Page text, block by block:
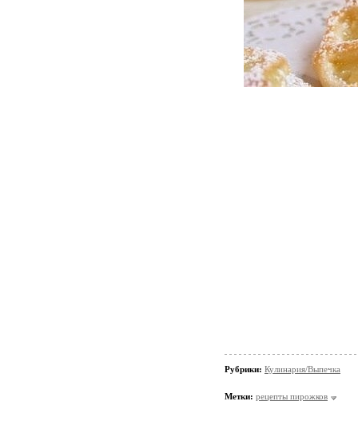
Рубрики: Кулинария/Выпечка
Метки: рецепты пирожков